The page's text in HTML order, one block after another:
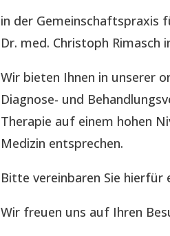
in der Gemeinschaftspraxis
Dr. med. Christoph Rimasch
Wir bieten Ihnen in unserer
Diagnose- und
Therapie auf einem hohen
Medizin entsprechen.
Bitte vereinbaren Sie hierfür
Wir freuen uns auf Ihren